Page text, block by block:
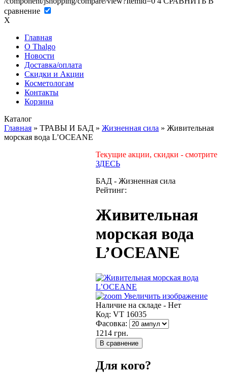
сравнение
X
Главная
O Thalgo
Новости
Доставка/оплата
Скидки и Акции
Косметологам
Контакты
Корзина
Каталог
Главная » ТРАВЫ И БАД » Жизненная сила » Живительная
морская вода L’OCEANE
Текущие акции, скидки - смотрите
ЗДЕСЬ
БАД - Жизненная сила
Рейтинг:
Живительная
морская вода
L’OCEANE
Увеличить изображение
Наличие на складе - Нет
Код: VT 16035
Фасовка:
1214 грн.
Для кого?